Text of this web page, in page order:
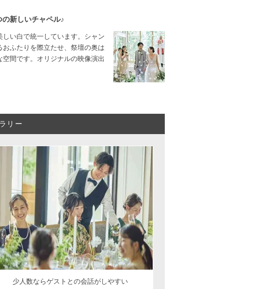
新しいチャペル♪
しい白で統一しています。シャン
ふたりを際立たせ、祭壇の奥は
間です。オリジナルの映像演出
リー
少人数ならゲストとの会話がしやすい